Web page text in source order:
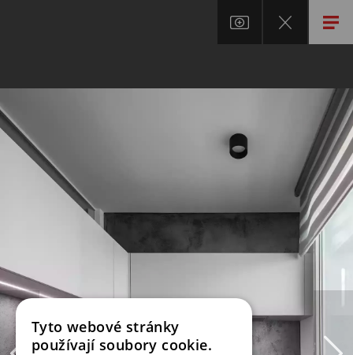
Tyto webové stránky
používají soubory cookie.